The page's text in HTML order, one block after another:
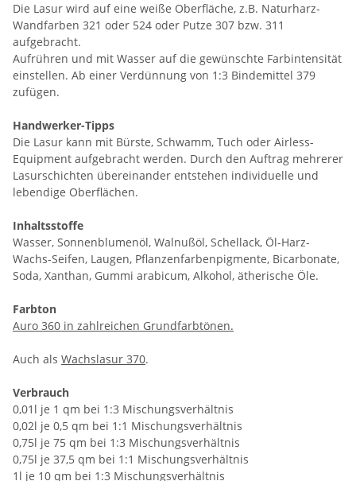
Die Lasur wird auf eine weiße Oberfläche, z.B. Naturharz-
Wandfarben 321 oder 524 oder Putze 307 bzw. 311
aufgebracht.
Aufrühren und mit Wasser auf die gewünschte Farbintensität
einstellen. Ab einer Verdünnung von 1:3 Bindemittel 379
zufügen.
Handwerker-Tipps
Die Lasur kann mit Bürste, Schwamm, Tuch oder Airless-
Equipment aufgebracht werden. Durch den Auftrag mehrerer
Lasurschichten übereinander entstehen individuelle und
lebendige Oberflächen.
Inhaltsstoffe
Wasser, Sonnenblumenöl, Walnußöl, Schellack, Öl-Harz-
Wachs-Seifen, Laugen, Pflanzenfarbenpigmente, Bicarbonate,
Soda, Xanthan, Gummi arabicum, Alkohol, ätherische Öle.
Farbton
Auro 360 in zahlreichen Grundfarbtönen.
Auch als Wachslasur 370.
Verbrauch
0,01l je 1 qm bei 1:3 Mischungsverhältnis
0,02l je 0,5 qm bei 1:1 Mischungsverhältnis
0,75l je 75 qm bei 1:3 Mischungsverhältnis
0,75l je 37,5 qm bei 1:1 Mischungsverhältnis
1l je 10 qm bei 1:3 Mischungsverhältnis